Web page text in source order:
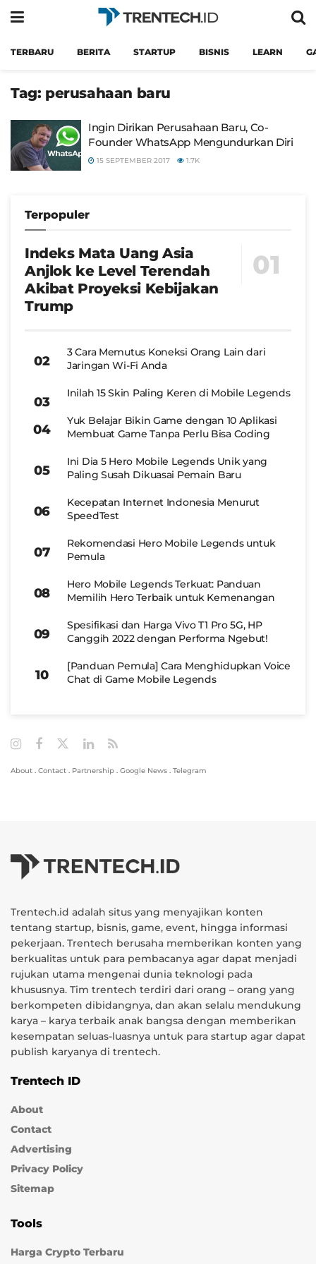
TERBARU BERITA STARTUP BISNIS LEARN
Tag: perusahaan baru
Ingin Dirikan Perusahaan Baru, Co-
Founder WhatsApp Mengundurkan Diri
15 SEPTEMBER 2017 1.7K
Terpopuler
Indeks Mata Uang Asia
Anjlok ke Level Terendah
Akibat Proyeksi Kebijakan
Trump
3 Cara Memutus Koneksi Orang Lain dari
Jaringan Wi-Fi Anda
Inilah 15 Skin Paling Keren di Mobile Legends
Yuk Belajar Bikin Game dengan 10 Aplikasi
Membuat Game Tanpa Perlu Bisa Coding
Ini Dia 5 Hero Mobile Legends Unik yang
Paling Susah Dikuasai Pemain Baru
Kecepatan Internet Indonesia Menurut
SpeedTest
Rekomendasi Hero Mobile Legends untuk
Pemula
Hero Mobile Legends Terkuat: Panduan
Memilih Hero Terbaik untuk Kemenangan
Spesifikasi dan Harga Vivo T1 Pro 5G, HP
Canggih 2022 dengan Performa Ngebut!
[Panduan Pemula] Cara Menghidupkan Voice
Chat di Game Mobile Legends
About . Contact . Partnership . Google News . Telegram
Trentech.id adalah situs yang menyajikan konten
tentang startup, bisnis, game, event, hingga informasi
pekerjaan. Trentech berusaha memberikan konten yang
berkualitas untuk para pembacanya agar dapat menjadi
rujukan utama mengenai dunia teknologi pada
khususnya. Tim trentech terdiri dari orang – orang yang
berkompeten dibidangnya, dan akan selalu mendukung
karya – karya terbaik anak bangsa dengan memberikan
kesempatan seluas-luasnya untuk para startup agar dapat
publish karyanya di trentech.
Trentech ID
About
Contact
Advertising
Privacy Policy
Sitemap
Tools
Harga Crypto Terbaru